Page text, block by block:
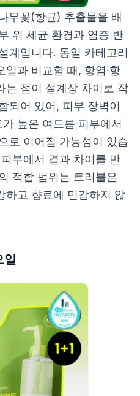
무꽃(항균) 추출물을 배
위 세균 환경과 염증 반
계입니다. 동일 카테고리
일과 비교할 때, 항염·항
는 점이 설계상 차이로 작
되어 있어, 피부 장벽이
높은 여드름 피부에서
로 이어질 가능성이 있습
부에서 결과 차이를 만
적합 범위는 트러블은
하고 향료에 민감하지 않
일